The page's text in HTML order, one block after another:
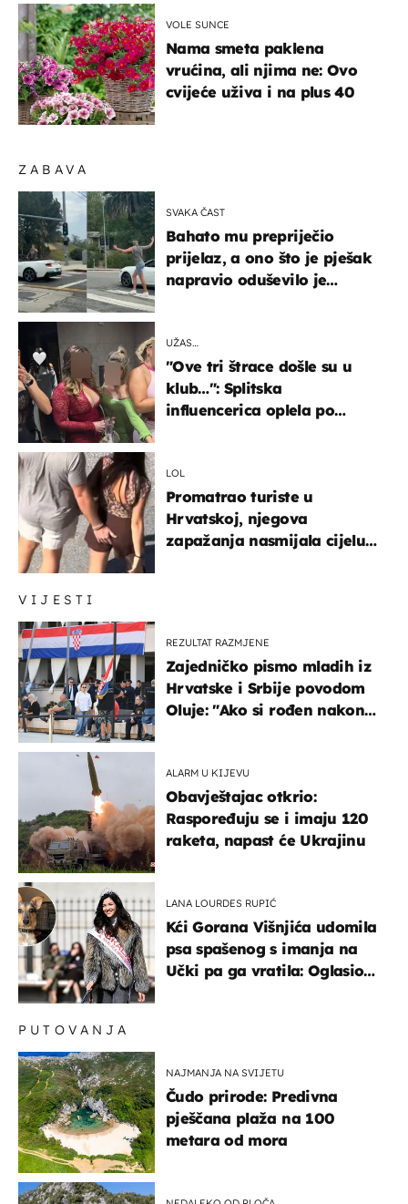
VIJESTI
REZULTAT RAZMJENE
Zajedničko pismo mladih iz
Hrvatske i Srbije povodom
Oluje: "Ako si rođen nakon
ALARM U KIJEVU
Obavještajac otkrio:
Raspoređuju se i imaju 120
raketa, napast će Ukrajinu
LANA LOURDES RUPIĆ
Kći Gorana Višnjića udomila
psa spašenog s imanja na
Učki pa ga vratila: Oglasio
ZABAVA
SVAKA ČAST
Bahato mu prepriječio
prijelaz, a ono što je pješak
napravio oduševilo je
UŽAS…
"Ove tri štrace došle su u
klub…": Splitska
influencerica oplela po
LOL
Promatrao turiste u
Hrvatskoj, njegova
zapažanja nasmijala cijelu
PUTOVANJA
NAJMANJA NA SVIJETU
Čudo prirode: Predivna
pješčana plaža na 100
metara od mora
VOLE SUNCE
Nama smeta paklena
vrućina, ali njima ne: Ovo
cvijeće uživa i na plus 40